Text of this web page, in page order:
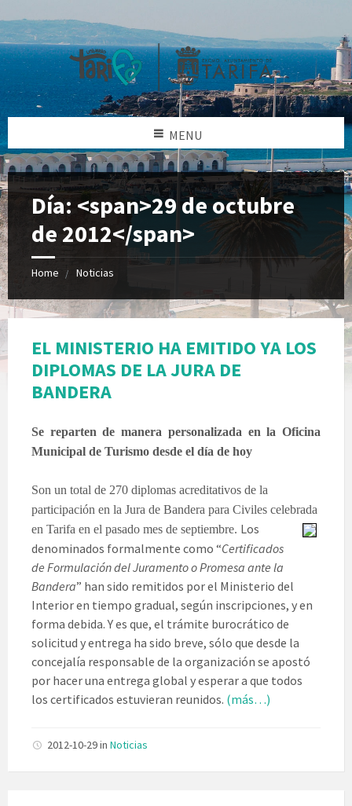
MENU
Día: <span>29 de octubre
de 2012</span>
Home Noticias
EL MINISTERIO HA EMITIDO YA LOS
DIPLOMAS DE LA JURA DE
BANDERA
Se reparten de manera personalizada en la Oficina
Municipal de Turismo desde el día de hoy
Son un total de 270 diplomas acreditativos de la
participación en la Jura de Bandera para Civiles celebrada
en Tarifa en el pasado mes de septiembre. Los
denominados formalmente como “Certificados
de Formulación del Juramento o Promesa ante la
Bandera” han sido remitidos por el Ministerio del
Interior en tiempo gradual, según inscripciones, y en
forma debida. Y es que, el trámite burocrático de
solicitud y entrega ha sido breve, sólo que desde la
concejalía responsable de la organización se apostó
por hacer una entrega global y esperar a que todos
los certificados estuvieran reunidos. (más…)
2012-10-29in Noticias